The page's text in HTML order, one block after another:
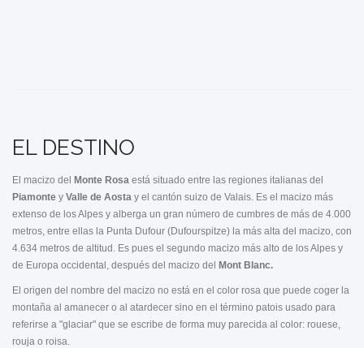
EL DESTINO
El macizo del Monte Rosa está situado entre las regiones italianas del
Piamonte y Valle de Aosta y el cantón suizo de Valais. Es el macizo más
extenso de los Alpes y alberga un gran número de cumbres de más de 4.000
metros, entre ellas la Punta Dufour (Dufourspitze) la más alta del macizo, con
4.634 metros de altitud. Es pues el segundo macizo más alto de los Alpes y
de Europa occidental, después del macizo del
Mont Blanc.
El origen del nombre del macizo no está en el color rosa que puede coger la
montaña al amanecer o al atardecer sino en el término patois usado para
referirse a "glaciar" que se escribe de forma muy parecida al color: rouese,
rouja o roisa.